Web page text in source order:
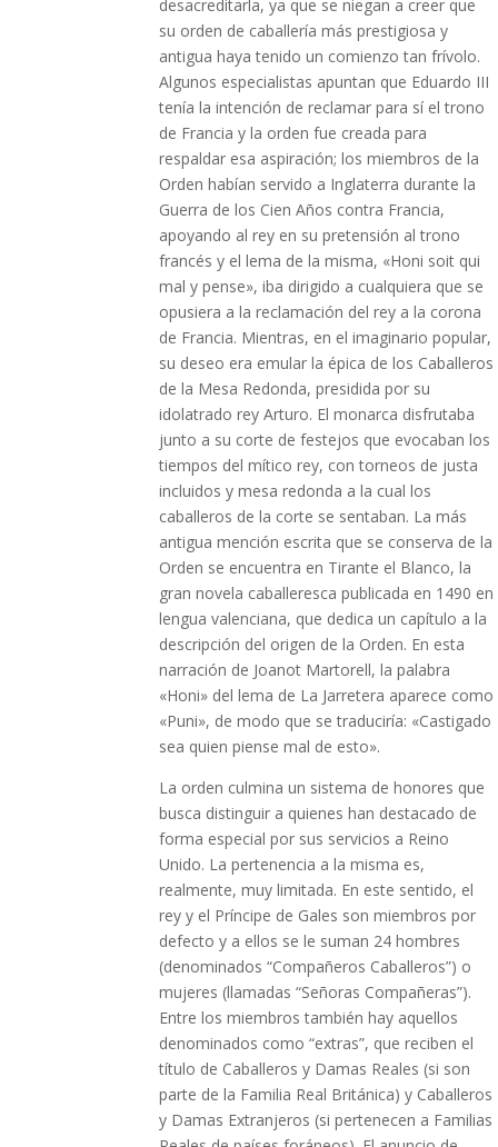
desacreditarla, ya que se niegan a creer que
su orden de caballería más prestigiosa y
antigua haya tenido un comienzo tan frívolo.
Algunos especialistas apuntan que Eduardo III
tenía la intención de reclamar para sí el trono
de Francia y la orden fue creada para
respaldar esa aspiración; los miembros de la
Orden habían servido a Inglaterra durante la
Guerra de los Cien Años contra Francia,
apoyando al rey en su pretensión al trono
francés y el lema de la misma, «Honi soit qui
mal y pense», iba dirigido a cualquiera que se
opusiera a la reclamación del rey a la corona
de Francia. Mientras, en el imaginario popular,
su deseo era emular la épica de los Caballeros
de la Mesa Redonda, presidida por su
idolatrado rey Arturo. El monarca disfrutaba
junto a su corte de festejos que evocaban los
tiempos del mítico rey, con torneos de justa
incluidos y mesa redonda a la cual los
caballeros de la corte se sentaban. La más
antigua mención escrita que se conserva de la
Orden se encuentra en Tirante el Blanco, la
gran novela caballeresca publicada en 1490 en
lengua valenciana, que dedica un capítulo a la
descripción del origen de la Orden. En esta
narración de Joanot Martorell, la palabra
«Honi» del lema de La Jarretera aparece como
«Puni», de modo que se traduciría: «Castigado
sea quien piense mal de esto».
La orden culmina un sistema de honores que
busca distinguir a quienes han destacado de
forma especial por sus servicios a Reino
Unido. La pertenencia a la misma es,
realmente, muy limitada. En este sentido, el
rey y el Príncipe de Gales son miembros por
defecto y a ellos se le suman 24 hombres
(denominados “Compañeros Caballeros”) o
mujeres (llamadas “Señoras Compañeras”).
Entre los miembros también hay aquellos
denominados como “extras”, que reciben el
título de Caballeros y Damas Reales (si son
parte de la Familia Real Británica) y Caballeros
y Damas Extranjeros (si pertenecen a Familias